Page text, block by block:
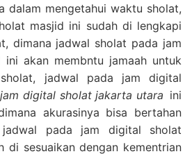
dalam mengetahui waktu sholat,
masjid ini sudah di lengkapi
dimana jadwal sholat pada jam
akan membntu jamaah untuk
jadwal pada jam digital
digital sholat jakarta utara ini
akurasinya bisa bertahan
pada jam digital sholat
di sesuaikan dengan kementrian